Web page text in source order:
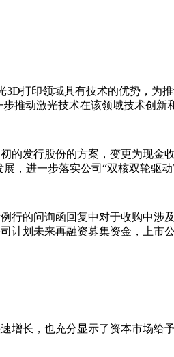
3D打印领域具有技术的优势，为
推动激光技术在该领域技术创新
的发行股份的方案，变更为现金
，进一步落实公司“双核双轮驱动
行的问询函回复中对于收购中
计划未来再融资募集资金，上市
增长，也充分显示了资本市场